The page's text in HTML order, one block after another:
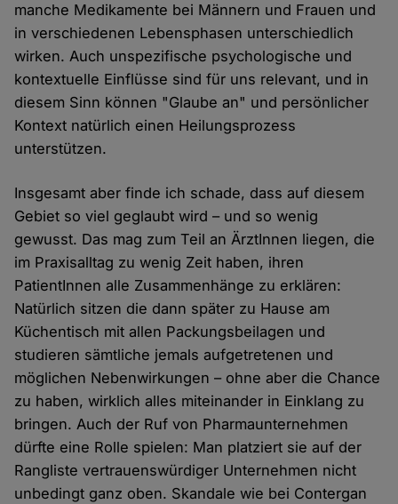
manche Medikamente bei Männern und Frauen und
in verschiedenen Lebensphasen unterschiedlich
wirken. Auch unspezifische psychologische und
kontextuelle Einflüsse sind für uns relevant, und in
diesem Sinn können "Glaube an" und persönlicher
Kontext natürlich einen Heilungsprozess
unterstützen.
Insgesamt aber finde ich schade, dass auf diesem
Gebiet so viel geglaubt wird – und so wenig
gewusst. Das mag zum Teil an ÄrztInnen liegen, die
im Praxisalltag zu wenig Zeit haben, ihren
PatientInnen alle Zusammenhänge zu erklären:
Natürlich sitzen die dann später zu Hause am
Küchentisch mit allen Packungsbeilagen und
studieren sämtliche jemals aufgetretenen und
möglichen Nebenwirkungen – ohne aber die Chance
zu haben, wirklich alles miteinander in Einklang zu
bringen. Auch der Ruf von Pharmaunternehmen
dürfte eine Rolle spielen: Man platziert sie auf der
Rangliste vertrauenswürdiger Unternehmen nicht
unbedingt ganz oben. Skandale wie bei Contergan